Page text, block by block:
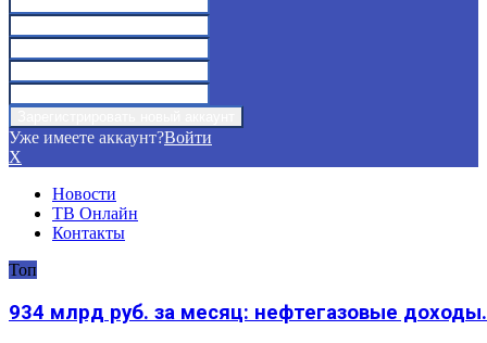
Уже имеете аккаунт?Войти
X
Новости
ТВ Онлайн
Контакты
Топ
934 млрд руб. за месяц: нефтегазовые